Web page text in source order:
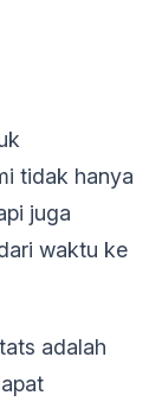
tidak hanya
juga
waktu ke
adalah